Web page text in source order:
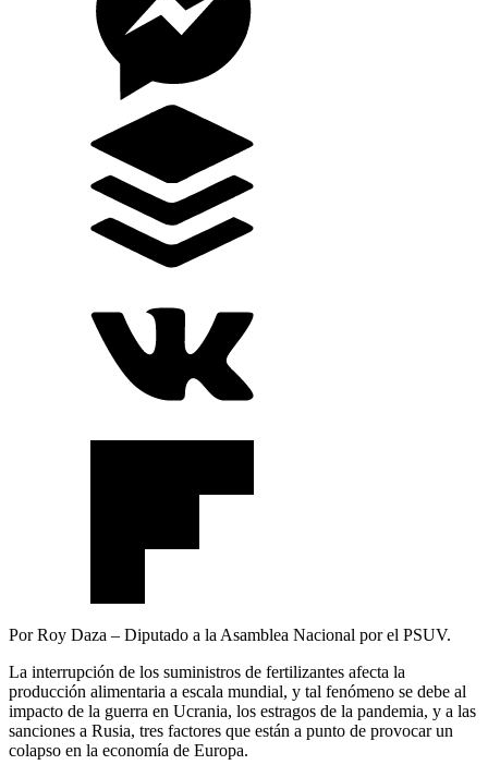
Por Roy Daza – Diputado a la Asamblea Nacional por el PSUV.
La interrupción de los suministros de fertilizantes afecta la
producción alimentaria a escala mundial, y tal fenómeno se debe al
impacto de la guerra en Ucrania, los estragos de la pandemia, y a las
sanciones a Rusia, tres factores que están a punto de provocar un
colapso en la economía de Europa.